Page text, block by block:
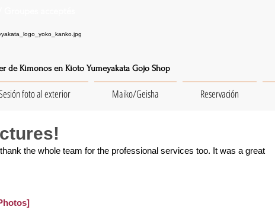
de Kimonos en Kioto Yumeyakata Gojo Shop
foto al exterior Maiko/Geisha Reservación
the whole team for the professional services too. It was a great